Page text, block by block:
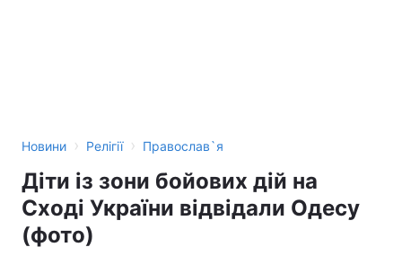
Новини › Релігії › Православ`я
Діти із зони бойових дій на
Сході України відвідали Одесу
(фото)